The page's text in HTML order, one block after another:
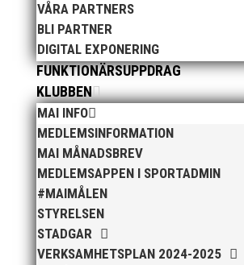
VÅRA PARTNERS
BLI PARTNER
DIGITAL EXPONERING
FUNKTIONÄRSUPPDRAG
KLUBBEN
MAI INFO
MEDLEMSINFORMATION
MAI MÅNADSBREV
MEDLEMSAPPEN I SPORTADMIN
#MAIMÅLEN
STYRELSEN
STADGAR
VERKSAMHETSPLAN 2024-2025
Som traditionen bjuder så var vi ett
från MAI RUNNERS som sprang det
Sylvesterloppet på självaste
enkel, ett eller två varv runt
respektive 5,4 kilometer), med
främsta i varje...
Klubbchef – Malmö Allmänna
Vill du vara med och skapa glädje,
utveckling i en av Sveriges största